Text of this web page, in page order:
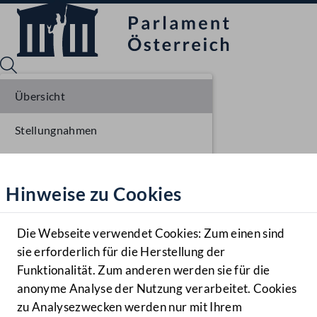
Hilfe
Benutzer
Navigationsmenü öffnen
MENÜ
Hinweise zu Cookies
Die Webseite verwendet Cookies: Zum einen sind
sie erforderlich für die Herstellung der
Funktionalität. Zum anderen werden sie für die
anonyme Analyse der Nutzung verarbeitet. Cookies
zu Analysezwecken werden nur mit Ihrem
Übersicht
Stellungnahmen
Einbringung NR
Erste Lesung NR
Ausschussberatungen NR